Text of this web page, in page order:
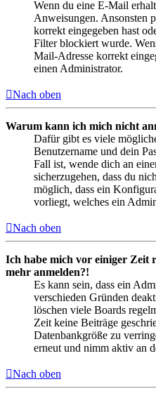
Wenn du eine E-Mail
Anweisungen. Ansonsten
korrekt eingegeben hast
Filter blockiert wurde.
Mail-Adresse korrekt
einen Administrator.
Nach oben
Warum kann ich mich nicht
Dafür gibt es viele
Benutzername und dein
Fall ist, wende dich an
sicherzugehen, dass du
möglich, dass ein
vorliegt, welches ein
Nach oben
Ich habe mich vor einiger Zeit
mehr anmelden?!
Es kann sein, dass ein
verschieden Gründen
löschen viele Boards
Zeit keine Beiträge
Datenbankgröße zu
erneut und nimm aktiv an
Nach oben